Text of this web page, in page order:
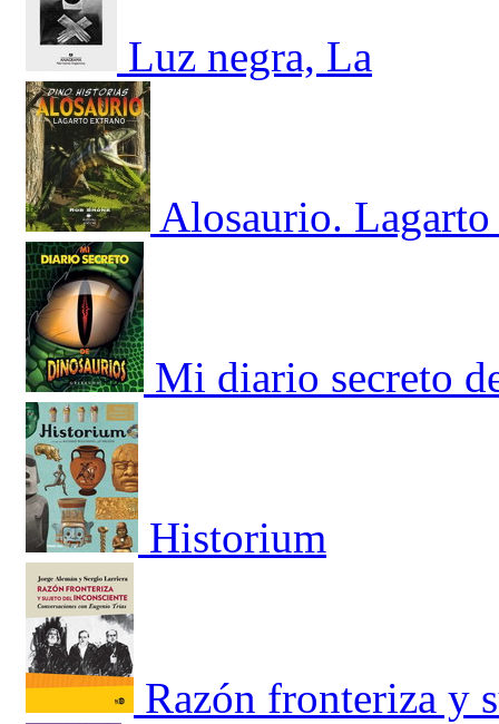
Luz negra, La
Alosaurio.
Mi diario secreto
Historium
Razón fronteriza y